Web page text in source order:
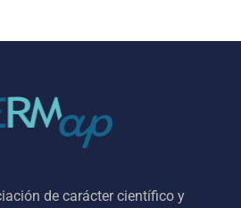
de carácter científico y